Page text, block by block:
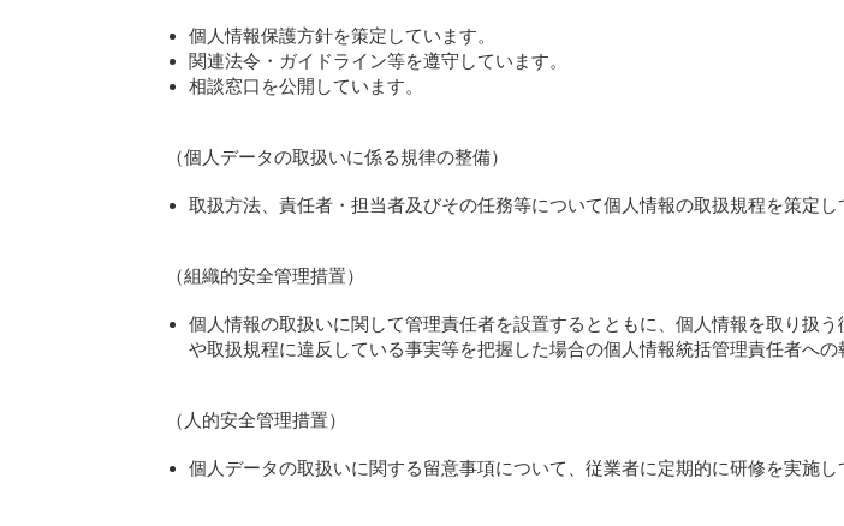
個人情報保護方針を策定しています。
関連法令・ガイドライン等を遵守しています。
相談窓口を公開しています。
（個人データの取扱いに係る規律の整備）
取扱方法、責任者・担当者及びその任務等について個人情報の取扱規程を策定し
（組織的安全管理措置）
個人情報の取扱いに関して管理責任者を設置するとともに、個人情報を取り扱
や取扱規程に違反している事実等を把握した場合の個人情報統括管理責任者への
（人的安全管理措置）
個人データの取扱いに関する留意事項について、従業者に定期的に研修を実施し